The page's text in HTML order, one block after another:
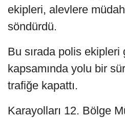
ekipleri, alevlere
söndürdü.
Bu sırada polis
kapsamında yolu bir
trafiğe kapattı.
Karayolları 12. Bölge